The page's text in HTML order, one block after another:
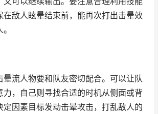
在敌人眩晕结束前，能再次打出击晕效
晕流人物要和队友密切配合。可以让队
力，自己则寻找合适的时机从侧面或背
定因素目标发动击晕攻击，打乱敌人的